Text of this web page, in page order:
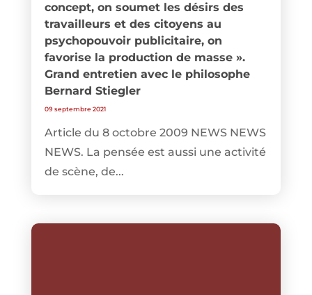
concept, on soumet les désirs des
travailleurs et des citoyens au
psychopouvoir publicitaire, on
favorise la production de masse ».
Grand entretien avec le philosophe
Bernard Stiegler
09 septembre 2021
Article du 8 octobre 2009 NEWS NEWS
NEWS. La pensée est aussi une activité
de scène, de...